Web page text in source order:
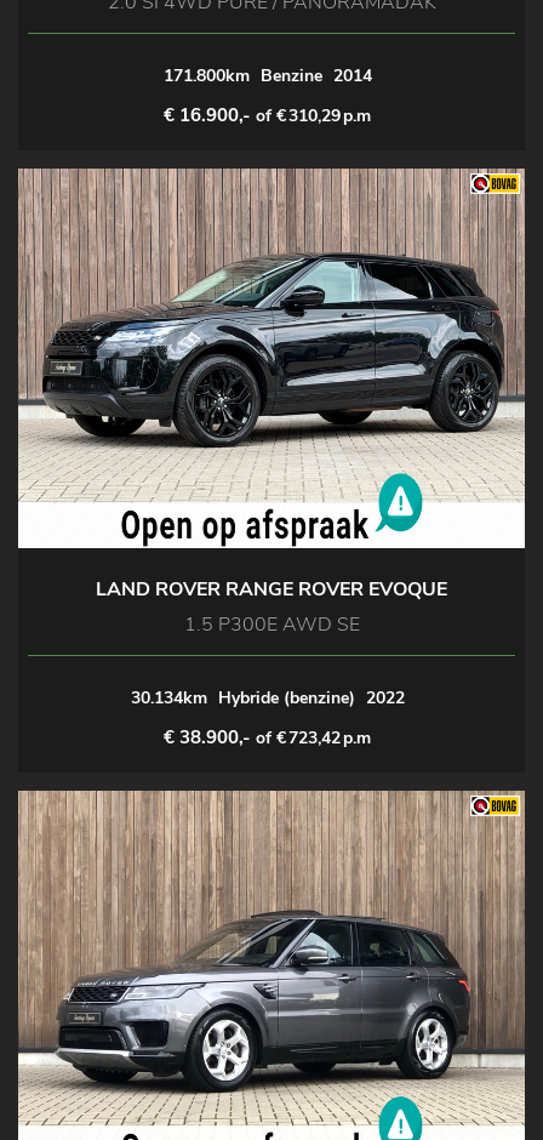
171.800km Benzine 2014
€ 16.900,- of €310,29p.m
LAND ROVER RANGE ROVER EVOQUE
1.5 P300E AWD SE
30.134km Hybride (benzine) 2022
€ 38.900,- of €723,42p.m